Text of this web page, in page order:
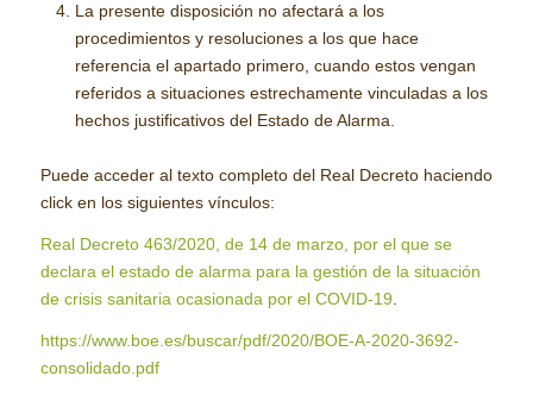
La presente disposición no afectará a los
procedimientos y resoluciones a los que hace
referencia el apartado primero, cuando estos vengan
referidos a situaciones estrechamente vinculadas a los
hechos justificativos del Estado de Alarma.
Puede acceder al texto completo del Real Decreto haciendo
click en los siguientes vínculos:
Real Decreto 463/2020, de 14 de marzo, por el que se
declara el estado de alarma para la gestión de la situación
de crisis sanitaria ocasionada por el COVID-19.
https://www.boe.es/buscar/pdf/2020/BOE-A-2020-3692-
consolidado.pdf